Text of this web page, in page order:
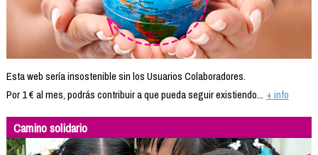
Esta web sería insostenible sin los Usuarios Colaboradores.
Por 1 € al mes, podrás contribuir a que pueda seguir existiendo... + info
Camino solidario